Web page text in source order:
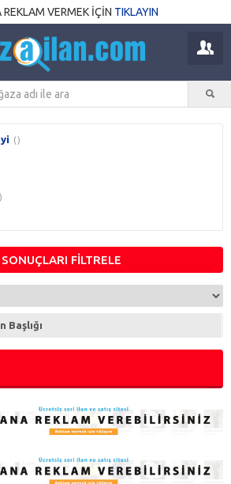
VERMEK İÇİN TIKLAYIN
()
SONUÇLARI FİLTRELE
Başlığı